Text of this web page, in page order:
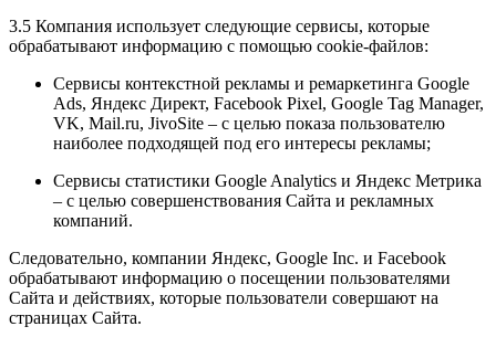
3.5 Компания использует следующие сервисы, которые
обрабатывают информацию с помощью cookie-файлов:
Сервисы контекстной рекламы и ремаркетинга Google
Ads, Яндекс Директ, Facebook Pixel, Google Tag Manager,
VK, Mail.ru, JivoSite – с целью показа пользователю
наиболее подходящей под его интересы рекламы;
Сервисы статистики Google Analytics и Яндекс Метрика
– с целью совершенствования Сайта и рекламных
компаний.
Следовательно, компании Яндекс, Google Inc. и Facebook
обрабатывают информацию о посещении пользователями
Сайта и действиях, которые пользователи совершают на
страницах Сайта.